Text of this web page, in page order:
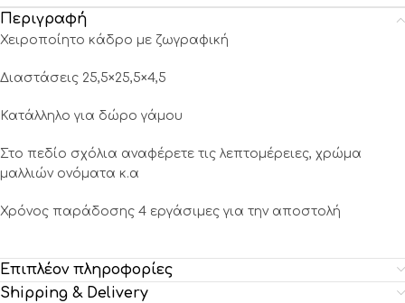
Περιγραφή
Χειροποίητο κάδρο με ζωγραφική
Διαστάσεις 25,5×25,5×4,5
Κατάλληλο για δώρο γάμου
Στο πεδίο σχόλια αναφέρετε τις λεπτομέρειες, χρώμα
μαλλιών ονόματα κ.α
Χρόνος παράδοσης 4 εργάσιμες για την αποστολή
Επιπλέον πληροφορίες
Shipping & Delivery